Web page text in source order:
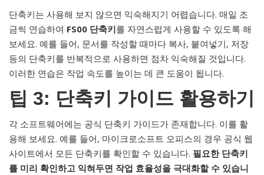
단축키는 사용해 보지 않으면 익숙해지기 어렵습니다. 매일 조
금씩 연습하여 FS00 단축키를 자연스럽게 사용할 수 있도록 해
보세요. 예를 들어, 문서를 작성할 때마다 복사, 붙여넣기, 저장
등의 단축키를 반복적으로 사용하면 점차 익숙해질 것입니다.
이러한 연습은 작업 속도를 높이는 데 큰 도움이 됩니다.
팁 3: 단축키 가이드 활용하기
각 소프트웨어에는 공식 단축키 가이드가 존재합니다. 이를 활
용해 보세요. 예를 들어, 마이크로소프트 오피스의 경우 공식 웹
사이트에서 모든 단축키를 확인할 수 있습니다. 필요한 단축키
를 미리 확인하고 익혀두면 작업 효율성을 극대화할 수 있습니